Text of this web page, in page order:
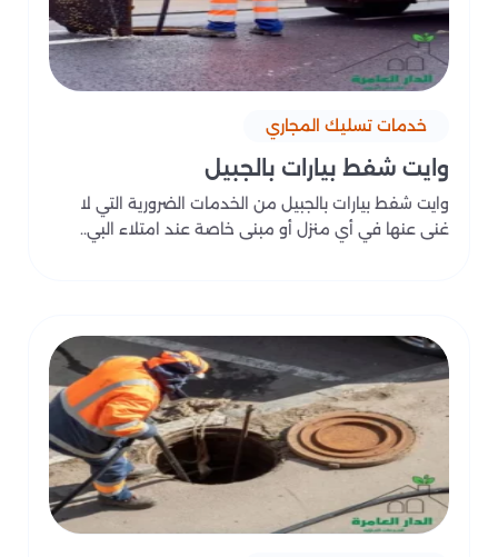
خدمات تسليك المجاري
وايت شفط بيارات بالجبيل
وايت شفط بيارات بالجبيل من الخدمات الضرورية التي لا
غنى عنها في أي منزل أو مبنى خاصة عند امتلاء البي..